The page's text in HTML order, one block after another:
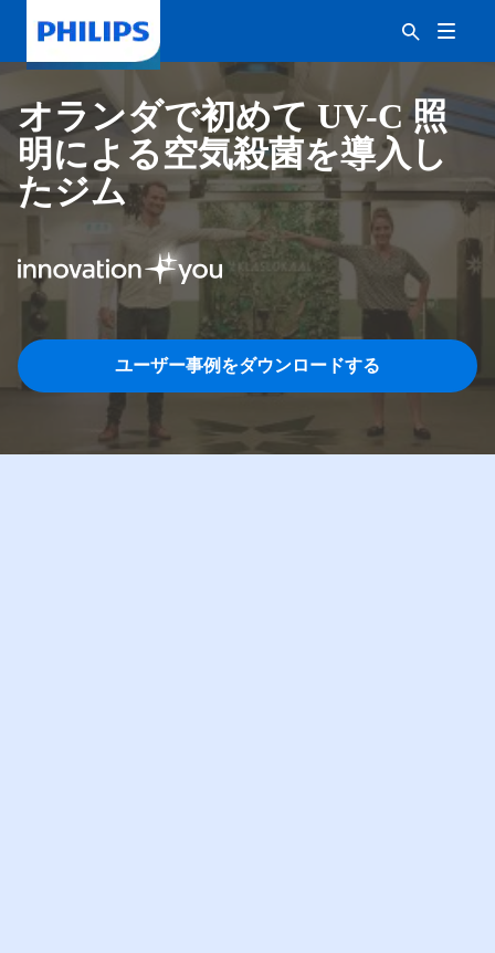
オランダで初めて UV-C 照
明による空気殺菌を導入し
たジム
ユーザー事例をダウンロードする